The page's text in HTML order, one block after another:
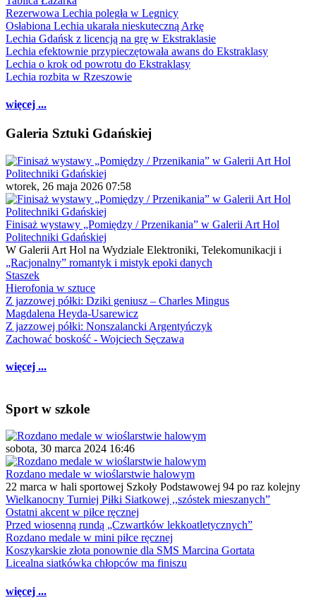
Rezerwowa Lechia poległa w Legnicy
Osłabiona Lechia ukarała nieskuteczną Arkę
Lechia Gdańsk z licencją na grę w Ekstraklasie
Lechia efektownie przypieczętowała awans do Ekstraklasy
Lechia o krok od powrotu do Ekstraklasy
Lechia rozbita w Rzeszowie
więcej ...
Galeria Sztuki Gdańskiej
wtorek, 26 maja 2026 07:58
Finisaż wystawy „Pomiędzy / Przenikania” w Galerii Art Hol
Politechniki Gdańskiej
W Galerii Art Hol na Wydziale Elektroniki, Telekomunikacji i
„Racjonalny” romantyk i mistyk epoki danych
Staszek
Hierofonia w sztuce
Z jazzowej półki: Dziki geniusz – Charles Mingus
Magdalena Heyda-Usarewicz
Z jazzowej półki: Nonszalancki Argentyńczyk
Zachować boskość - Wojciech Sęczawa
więcej ...
Sport w szkole
sobota, 30 marca 2024 16:46
Rozdano medale w wioślarstwie halowym
22 marca w hali sportowej Szkoły Podstawowej 94 po raz kolejny
Wielkanocny Turniej Piłki Siatkowej ,,szóstek mieszanych”
Ostatni akcent w piłce ręcznej
Przed wiosenną rundą „Czwartków lekkoatletycznych”
Rozdano medale w mini piłce ręcznej
Koszykarskie złota ponownie dla SMS Marcina Gortata
Licealna siatkówka chłopców ma finiszu
więcej ...